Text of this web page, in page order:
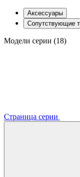
Аксессуары
Сопутствующие
Модели серии (18)
Страница серии